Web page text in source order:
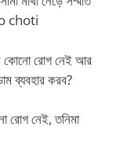
choti
কোনো রোগ নেই আর
ব্যবহার করব?
রোগ নেই, তনিমা